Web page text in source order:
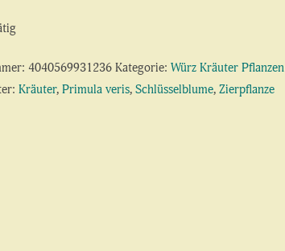
4040569931236 Kategorie: Würz Kräuter Pflanzen
Kräuter, Primula veris, Schlüsselblume, Zierpflanze